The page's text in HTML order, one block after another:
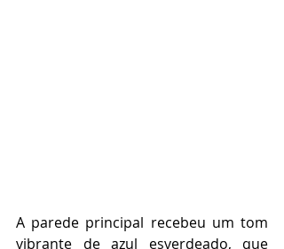
A parede principal recebeu um tom
vibrante de azul esverdeado, que